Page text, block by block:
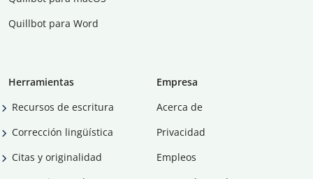
Quillbot para Word
Herramientas
Recursos de escritura
Corrección lingüística
Citas y originalidad
Empresa
Acerca de
Privacidad
Empleos